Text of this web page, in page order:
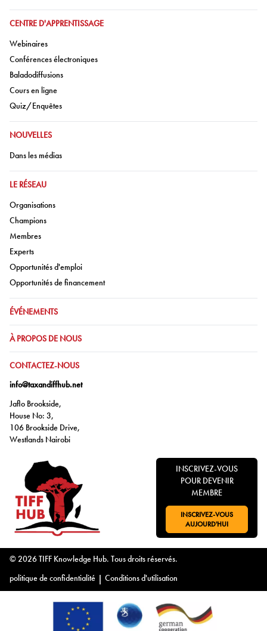
ALLER À:
CENTRE D'APPRENTISSAGE
Aller à:
Webinaires
Aller à:
Conférences électroniques
Aller à:
Baladodiffusions
Aller à:
Cours en ligne
Aller à:
Quiz/Enquêtes
ALLER À:
NOUVELLES
Aller à:
Dans les médias
ALLER À:
LE RÉSEAU
Aller à:
Organisations
Aller à:
Champions
Aller à:
Membres
Aller à:
Experts
Aller à:
Opportunités d'emploi
Aller à:
Opportunités de financement
ALLER À:
ÉVÉNEMENTS
ALLER À:
À PROPOS DE NOUS
ALLER À:
CONTACTEZ-NOUS
info@taxandiffhub.net
Jaflo Brookside,
House No: 3,
106 Brookside Drive,
Westlands Nairobi
INSCRIVEZ-VOUS
POUR DEVENIR
MEMBRE
ALLER À:
INSCRIVEZ-VOUS
AUJOURD'HUI
© 2026 TIFF Knowledge Hub. Tous droits réservés.
politique de confidentialité | Conditions d'utilisation